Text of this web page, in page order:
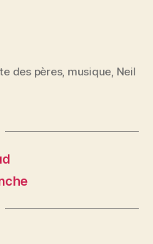
des pères, musique, Neil